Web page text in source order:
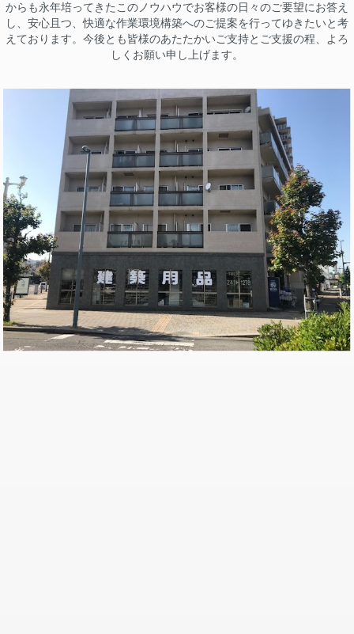
からも永年培ってきたこのノウハウでお客様の日々のご要望にお答え
し、安心且つ、快適な作業環境構築へのご提案を行ってゆきたいと考
えております。今後とも皆様のあたたかいご支持とご支援の程、よろ
しくお願い申し上げます。